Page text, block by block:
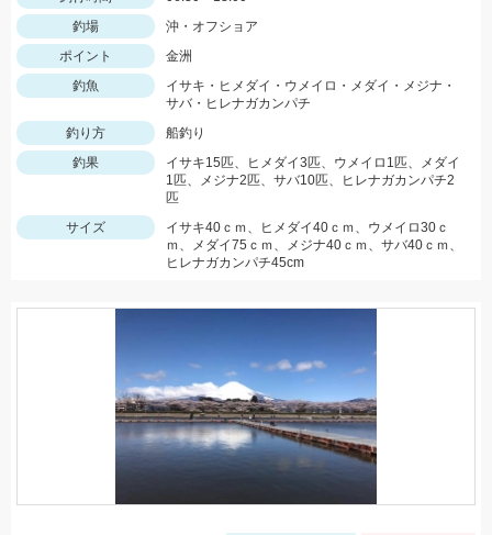
釣場
沖・オフショア
ポイント
金洲
釣魚
イサキ・ヒメダイ・ウメイロ・メダイ・メジナ・
サバ・ヒレナガカンパチ
釣り方
船釣り
釣果
イサキ15匹、ヒメダイ3匹、ウメイロ1匹、メダイ
1匹、メジナ2匹、サバ10匹、ヒレナガカンパチ2
匹
サイズ
イサキ40ｃｍ、ヒメダイ40ｃｍ、ウメイロ30ｃ
ｍ、メダイ75ｃｍ、メジナ40ｃｍ、サバ40ｃｍ、
ヒレナガカンパチ45cm